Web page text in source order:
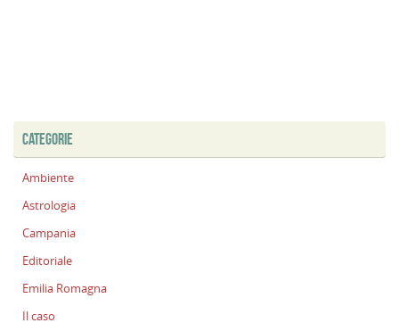
CATEGORIE
Ambiente
Astrologia
Campania
Editoriale
Emilia Romagna
Il caso